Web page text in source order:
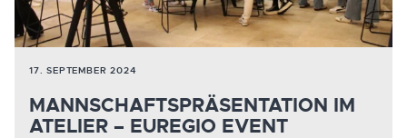
17. SEPTEMBER 2024
MANNSCHAFTSPRÄSENTATION IM
ATELIER – EUREGIO EVENT